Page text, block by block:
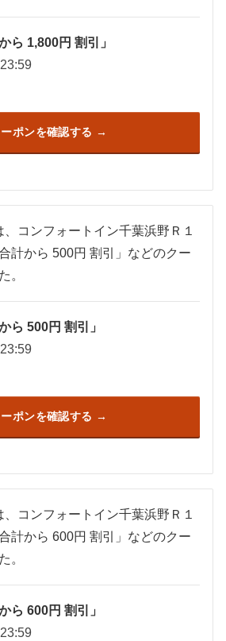
ら 1,800円 割引」
ポンを確認する
コンフォートイン千葉浜野Ｒ１
計から 500円 割引」などのクー
。
ら 500円 割引」
ポンを確認する
コンフォートイン千葉浜野Ｒ１
計から 600円 割引」などのクー
。
ら 600円 割引」